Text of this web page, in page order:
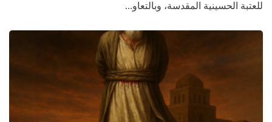
للعتبة الحسينية المقدسة، وبالتعاو...